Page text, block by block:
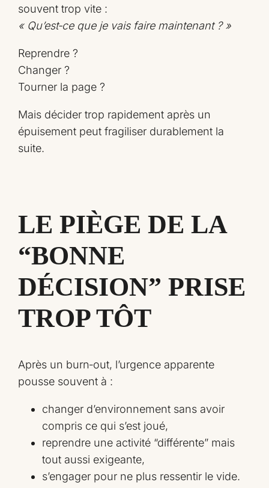
souvent trop vite :
« Qu’est‑ce que je vais faire maintenant ? »
Reprendre ?
Changer ?
Tourner la page ?
Mais décider trop rapidement après un
épuisement peut fragiliser durablement la
suite.
LE PIÈGE DE LA
“BONNE
DÉCISION” PRISE
TROP TÔT
Après un burn‑out, l’urgence apparente
pousse souvent à :
changer d’environnement sans avoir
compris ce qui s’est joué,
reprendre une activité “différente” mais
tout aussi exigeante,
s’engager pour ne plus ressentir le vide.